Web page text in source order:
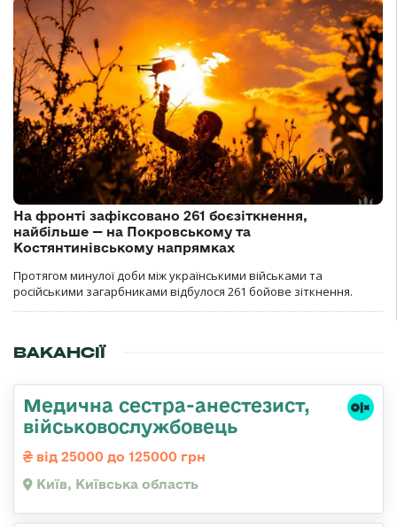
На фронті зафіксовано 261 боєзіткнення,
найбільше — на Покровському та
Костянтинівському напрямках
Протягом минулої доби між українськими військами та
російськими загарбниками відбулося 261 бойове зіткнення.
ВАКАНСІЇ
Медична сестpа-анестезист,
військовослужбовець
від 25000 до 125000 грн
Київ, Київська область